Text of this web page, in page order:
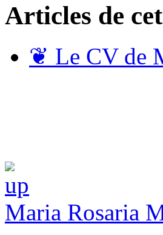
Articles de
❦ Le CV de
Maria Rosaria